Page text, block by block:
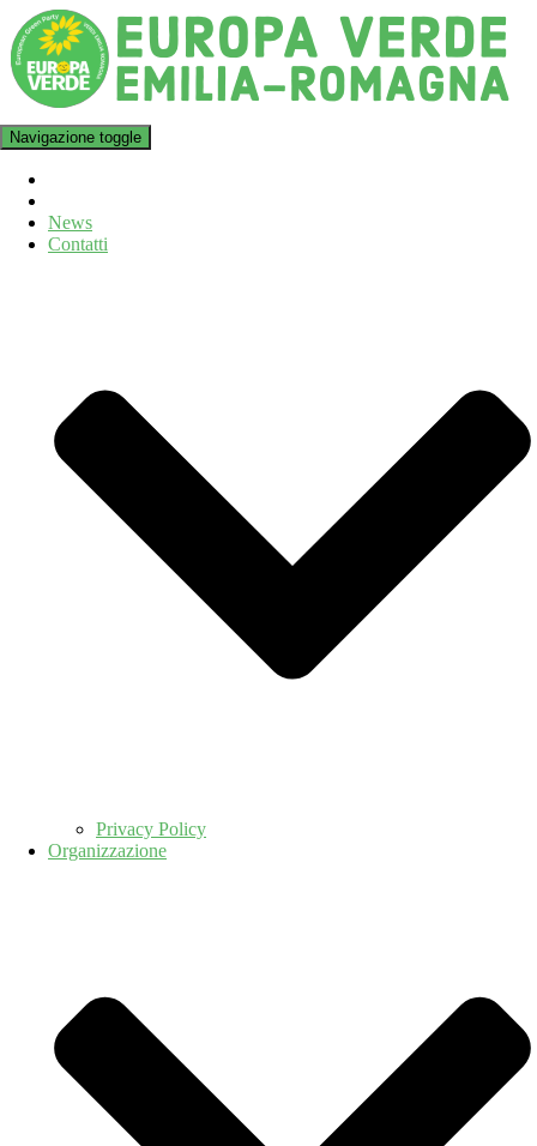
Navigazione toggle
News
Contatti
Privacy Policy
Organizzazione